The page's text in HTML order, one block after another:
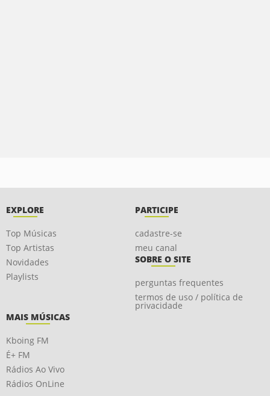
EXPLORE
Top Músicas
Top Artistas
Novidades
Playlists
PARTICIPE
cadastre-se
meu canal
SOBRE O SITE
perguntas frequentes
termos de uso / política de
privacidade
MAIS MÚSICAS
Kboing FM
É+ FM
Rádios Ao Vivo
Rádios OnLine